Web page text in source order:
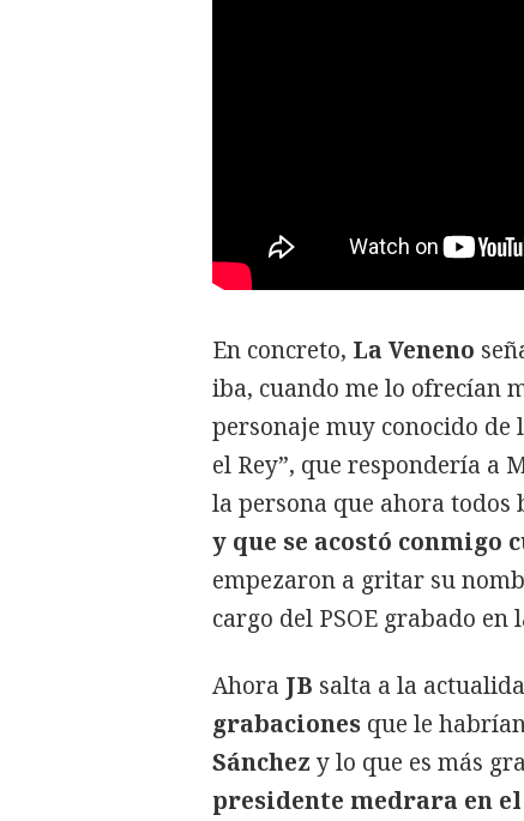
En concreto, La Veneno
iba, cuando me lo ofrecían
personaje muy conocido
el Rey”, que respondería a
la persona que ahora todos
y que se acostó conmigo
empezaron a gritar su
cargo del PSOE grabado en
Ahora JB salta a la
grabaciones que le
Sánchez y lo que es más
presidente medrara en el